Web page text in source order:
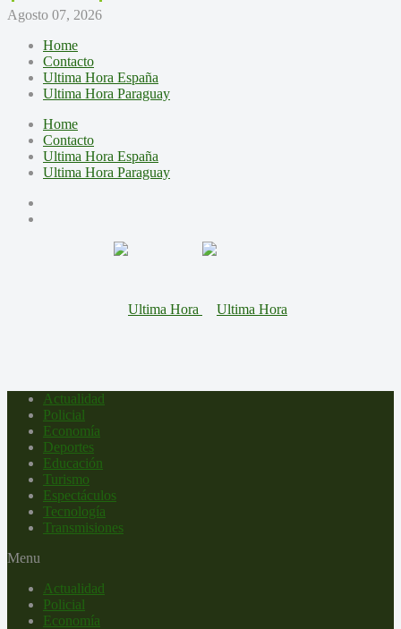
Agosto 07, 2026
Home
Contacto
Ultima Hora España
Ultima Hora Paraguay
Home
Contacto
Ultima Hora España
Ultima Hora Paraguay
Actualidad
Policial
Economía
Deportes
Educación
Turismo
Espectáculos
Tecnología
Transmisiones
Menu
Actualidad
Policial
Economía